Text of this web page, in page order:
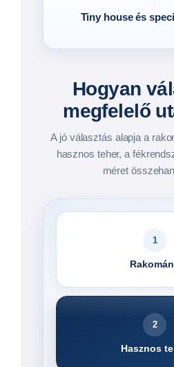
Tiny house és
Hogyan
megfelelő
A jó választás alapja a
hasznos teher, a
méret
1
2
Hasznos